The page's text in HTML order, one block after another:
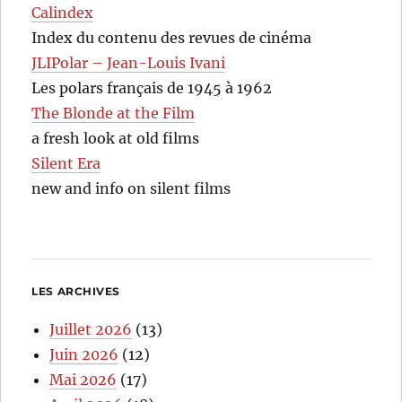
Calindex
Index du contenu des revues de cinéma
JLIPolar – Jean-Louis Ivani
Les polars français de 1945 à 1962
The Blonde at the Film
a fresh look at old films
Silent Era
new and info on silent films
LES ARCHIVES
Juillet 2026 (13)
Juin 2026 (12)
Mai 2026 (17)